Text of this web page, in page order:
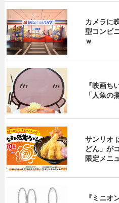
カメラに
型コンビ
ｗ
『映画
「人魚の
サンリオ
どん」が
限定メニ
『ミニオ